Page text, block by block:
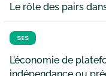
Le rôle des pairs
SES
L’économie de
indépendance ou